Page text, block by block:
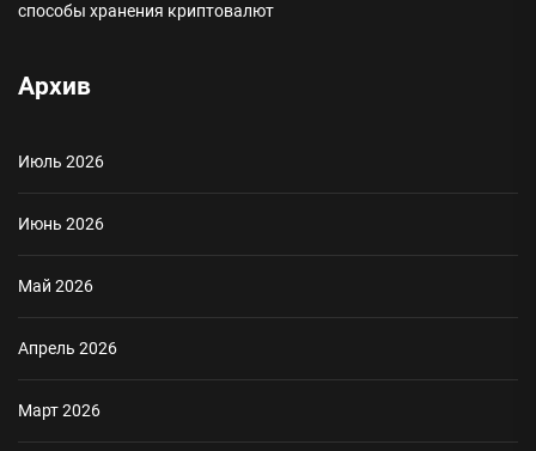
способы хранения криптовалют
Архив
Июль 2026
Июнь 2026
Май 2026
Апрель 2026
Март 2026